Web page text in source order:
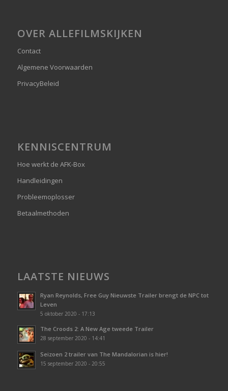
OVER ALLEFILMSKIJKEN
Contact
Algemene Voorwaarden
PrivacyBeleid
KENNISCENTRUM
Hoe werkt de AFK-Box
Handleidingen
Probleemoplosser
Betaalmethoden
LAATSTE NIEUWS
Ryan Reynolds, Free Guy Nieuwste Trailer brengt de NPC tot
Leven
5 oktober 2020 - 17:13
The Croods 2: A New Age tweede Trailer
28 september 2020 - 14:41
Seizoen 2 trailer van The Mandalorian is hier!
15 september 2020 - 20:55